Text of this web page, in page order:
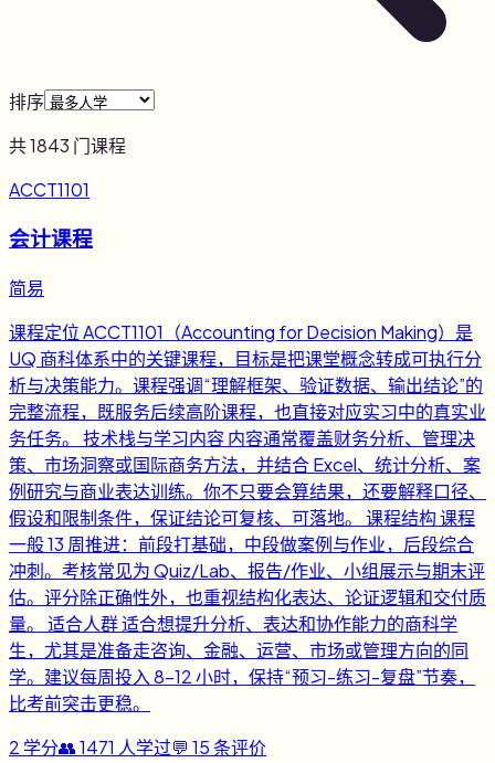
排序
共1843 门课程
ACCT1101
会计课程
简易
课程定位 ACCT1101（Accounting for Decision Making）是
UQ 商科体系中的关键课程，目标是把课堂概念转成可执行分
析与决策能力。课程强调“理解框架、验证数据、输出结论”的
完整流程，既服务后续高阶课程，也直接对应实习中的真实业
务任务。 技术栈与学习内容 内容通常覆盖财务分析、管理决
策、市场洞察或国际商务方法，并结合 Excel、统计分析、案
例研究与商业表达训练。你不只要会算结果，还要解释口径、
假设和限制条件，保证结论可复核、可落地。 课程结构 课程
一般 13 周推进：前段打基础，中段做案例与作业，后段综合
冲刺。考核常见为 Quiz/Lab、报告/作业、小组展示与期末评
估。评分除正确性外，也重视结构化表达、论证逻辑和交付质
量。 适合人群 适合想提升分析、表达和协作能力的商科学
生，尤其是准备走咨询、金融、运营、市场或管理方向的同
学。建议每周投入 8-12 小时，保持“预习-练习-复盘”节奏，
比考前突击更稳。
2 学分👥1471 人学过💬 15条评价